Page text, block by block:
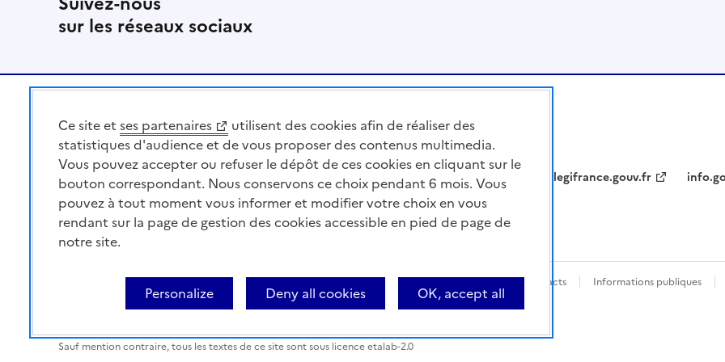
sur les réseaux sociaux
Pied de page
MINISTÈRE
DE L'AGRICULTURE
DE L'AGRO-ALIMENTAIRE
ET DE LA SOUVERAINETÉ
ALIMENTAIRE
legifrance.gouv.fr
Plan du site Accessibilité : partiellement conforme Questions fréquentes / Contacts Informations publiques
Cookies Paramètres d'affichage
Sauf mention contraire, tous les textes de ce site sont sous licence etalab-2.0
Ce site et ses partenaires
utilisent des cookies afin de réaliser des
statistiques d'audience et de vous proposer des contenus multimedia.
Vous pouvez accepter ou refuser le dépôt de ces cookies en cliquant sur le
bouton correspondant. Nous conservons ce choix pendant 6 mois. Vous
pouvez à tout moment vous informer et modifier votre choix en vous
rendant sur la page de gestion des cookies accessible en pied de page de
notre site.
OK, accept all
Deny all cookies
Personalize